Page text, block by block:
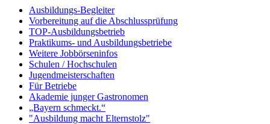
Ausbildungs-Begleiter
Vorbereitung auf die Abschlussprüfung
TOP-Ausbildungsbetrieb
Praktikums- und Ausbildungsbetriebe
Weitere Jobbörseninfos
Schulen / Hochschulen
Jugendmeisterschaften
Für Betriebe
Akademie junger Gastronomen
„Bayern schmeckt.“
"Ausbildung macht Elternstolz"